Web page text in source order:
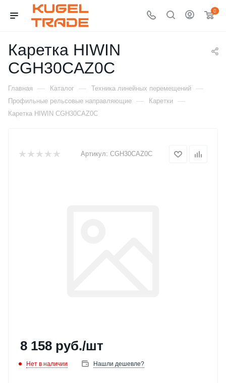
0
Каретка HIWIN
CGH30CAZ0C
Главная — Каталог — Техника линейных перемещений —
Профильные рельсовые направляющие — Каретки —
Каретка HIWIN CGH30CAZ0C
Артикул: CGH30CAZ0C
8 158 руб./шт
Нет в наличии Нашли дешевле?